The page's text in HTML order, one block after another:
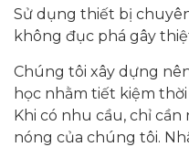
Sử dụng thiết bị
không đục phá gây
Chúng tôi xây dựng
học nhằm tiết kiệm
Khi có nhu cầu, chỉ
nóng của chúng tôi.